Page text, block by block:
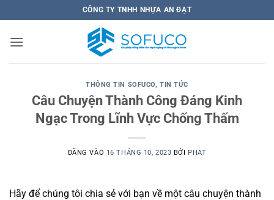
qua
nội
CÔNG TY TNHH NHỰA AN ĐẠT
THÔNG TIN SOFUCO,TIN TỨC
Câu Chuyện Thành Công Đáng Kinh
Ngạc Trong Lĩnh Vực Chống Thấm
ĐĂNG VÀO 16 THÁNG 10, 2023 BỞI PHAT
Hãy để chúng tôi chia sẻ với bạn về một câu chuyện thành